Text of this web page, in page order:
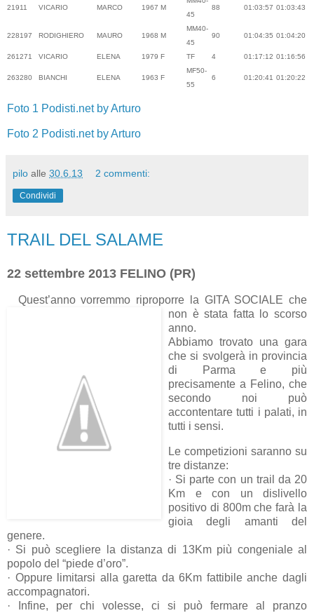
21911 VICARIO MARCO 1967 M
45
88 01:03:57 01:03:43
228197 RODIGHIERO MAURO 1968 M
MM40-
45
90 01:04:35 01:04:20
261271 VICARIO ELENA 1979 F TF 4 01:17:12 01:16:56
263280 BIANCHI ELENA 1963 F
MF50-
55
6 01:20:41 01:20:22
Foto 1 Podisti.net by Arturo
Foto 2 Podisti.net by Arturo
pilo alle 30.6.13 2 commenti:
Condividi
TRAIL DEL SALAME
22 settembre 2013 FELINO (PR)
Quest’anno vorremmo riproporre la GITA SOCIALE che
non è stata fatta lo scorso
anno.
Abbiamo trovato una gara
che si svolgerà in provincia
di Parma e più
precisamente a Felino, che
secondo noi può
accontentare tutti i palati, in
tutti i sensi.
Le competizioni saranno su
tre distanze:
· Si parte con un trail da 20
Km e con un dislivello
positivo di 800m che farà la
gioia degli amanti del
genere.
· Si può scegliere la distanza di 13Km più congeniale al
popolo del “piede d’oro”.
· Oppure limitarsi alla garetta da 6Km fattibile anche dagli
accompagnatori.
· Infine, per chi volesse, ci si può fermare al pranzo